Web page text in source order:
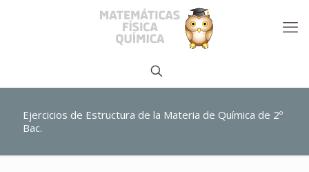
Ejercicios de Estructura de la Materia de Química de 2º
Bac.